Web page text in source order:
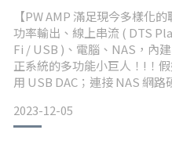
【PW AMP 滿足現今多樣化
功率輸出、線上串流 ( DTS
Fi / USB )、電腦、NAS，內
正系統的多功能小巨人！!！​
用 USB DAC；連接 NAS 網
要滿足這些功能，要準備多少
AMP，就可全部搞定！使用 PW
2023-12-05